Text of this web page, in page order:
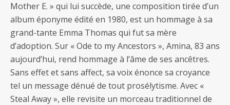
Mother E. » qui lui succède, une composition tirée d’un
album éponyme édité en 1980, est un hommage à sa
grand-tante Emma Thomas qui fut sa mère
d’adoption. Sur « Ode to my Ancestors », Amina, 83 ans
aujourd’hui, rend hommage à l’âme de ses ancêtres.
Sans effet et sans affect, sa voix énonce sa croyance
tel un message dénué de tout prosélytisme. Avec «
Steal Away », elle revisite un morceau traditionnel de